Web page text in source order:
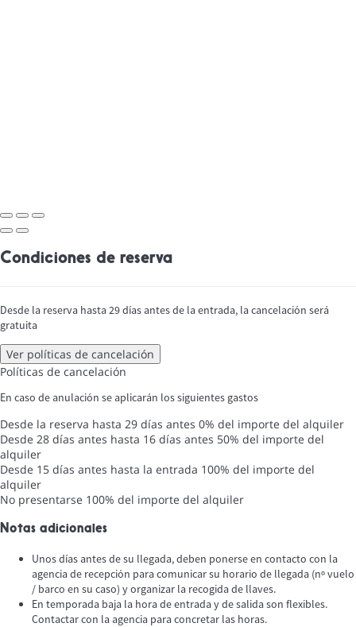
Condiciones de reserva
Desde la reserva hasta 29 días antes de la entrada, la cancelación será
gratuita
Ver políticas de cancelación
Políticas de cancelación
En caso de anulación se aplicarán los siguientes gastos
Desde la reserva hasta 29 días antes 0% del importe del alquiler
Desde 28 días antes hasta 16 días antes 50% del importe del
alquiler
Desde 15 días antes hasta la entrada 100% del importe del
alquiler
No presentarse 100% del importe del alquiler
Notas adicionales
Unos días antes de su llegada, deben ponerse en contacto con la
agencia de recepción para comunicar su horario de llegada (nº vuelo
/ barco en su caso) y organizar la recogida de llaves.
En temporada baja la hora de entrada y de salida son flexibles.
Contactar con la agencia para concretar las horas.